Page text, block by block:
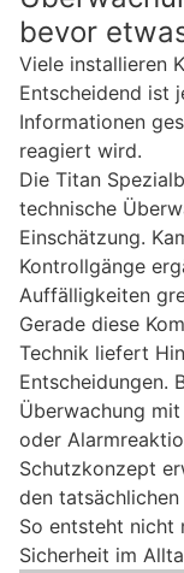
bevor
Viele installieren
Entscheidend ist
Informationen
reagiert wird.
Die Titan
technische
Einschätzung.
Kontrollgänge
Auffälligkeiten
Gerade diese
Technik liefert
Entscheidungen.
Überwachung
oder
Schutzkonzept
den
So entsteht nicht
Sicherheit im